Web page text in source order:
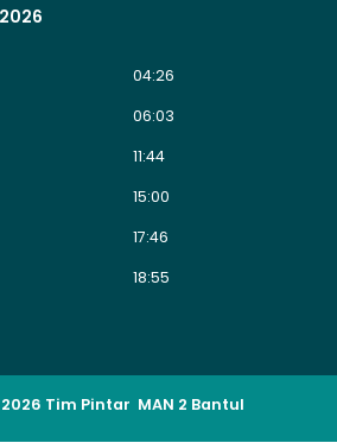
04:26
06:03
11:44
15:00
17:46
18:55
Tim Pintar MAN 2 Bantul